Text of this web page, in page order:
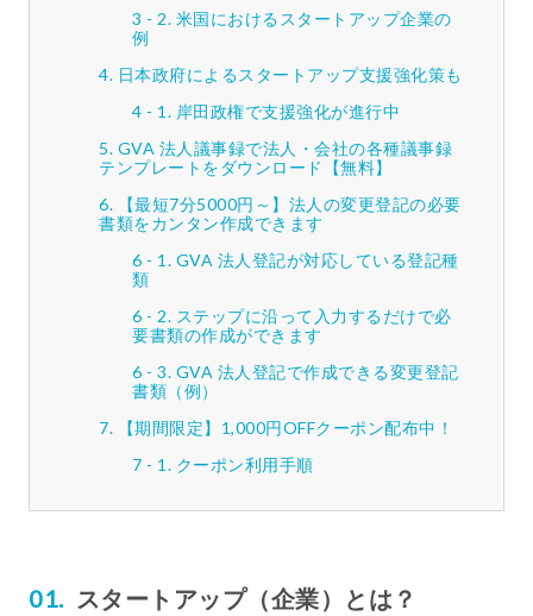
米国におけるスタートアップ企業の
例
日本政府によるスタートアップ支援強化策も
岸田政権で支援強化が進行中
GVA 法人議事録で法人・会社の各種議事録
テンプレートをダウンロード【無料】
【最短7分5000円～】法人の変更登記の必要
書類をカンタン作成できます
GVA 法人登記が対応している登記種
類
ステップに沿って入力するだけで必
要書類の作成ができます
GVA 法人登記で作成できる変更登記
書類（例）
【期間限定】1,000円OFFクーポン配布中！
クーポン利用手順
スタートアップ（企業）とは？